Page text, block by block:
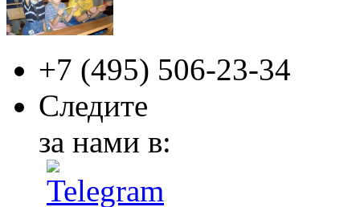
+7 (495) 506-23-34
Следите
за нами в: